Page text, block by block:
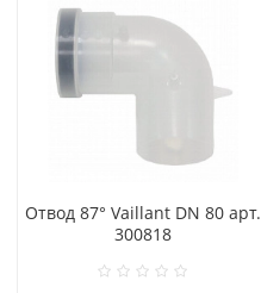
Отвод 87° Vaillant DN 80 арт.
300818